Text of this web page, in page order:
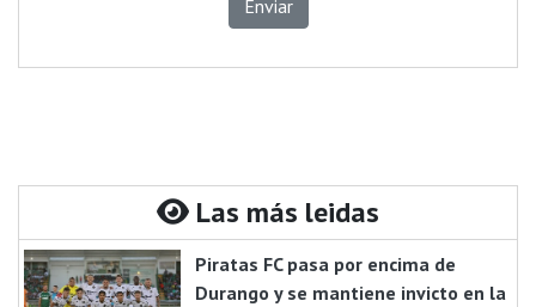
Enviar
Las más leidas
Piratas FC pasa por encima de
Durango y se mantiene invicto en la